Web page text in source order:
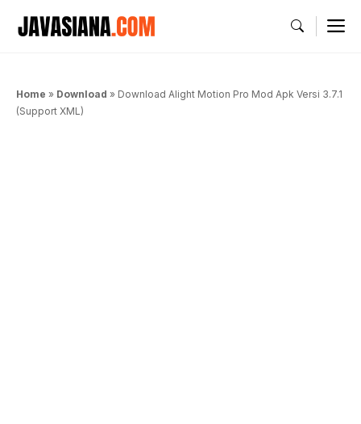
Home » Download » Download Alight Motion Pro Mod Apk Versi 3.7.1
(Support XML)